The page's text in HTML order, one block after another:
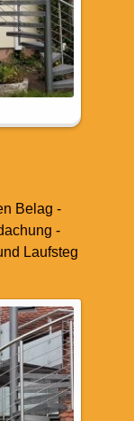
Belag -
-
Laufsteg